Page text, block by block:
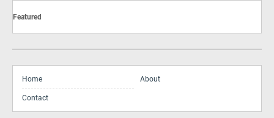
Featured
Home About
Contact